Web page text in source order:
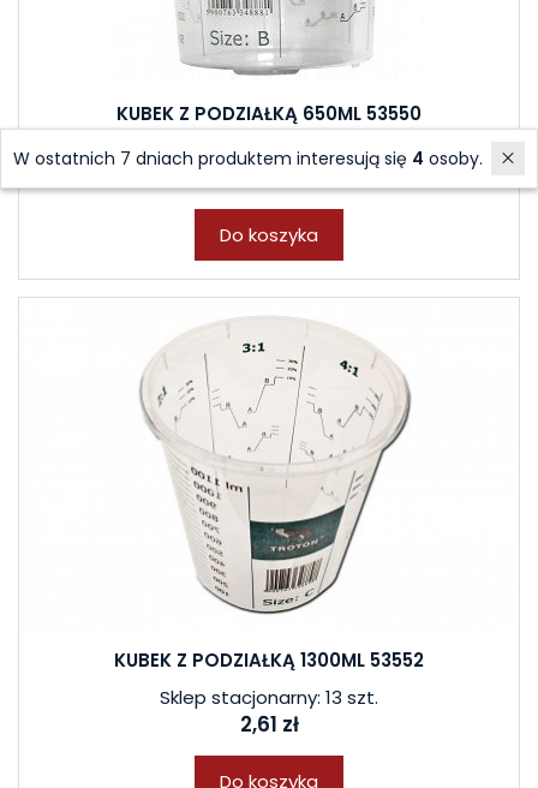
KUBEK Z PODZIAŁKĄ 650ML 53550
Sklep stacjonarny: 3 szt.
Do koszyka
KUBEK Z PODZIAŁKĄ 1300ML 53552
Sklep stacjonarny: 13 szt.
2,61 zł
Do koszyka
W ostatnich 7 dniach produktem interesują się 4 osoby.